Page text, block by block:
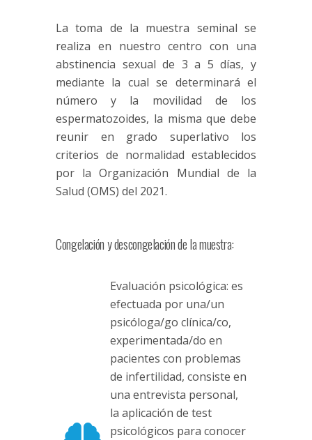
La toma de la muestra seminal se
realiza en nuestro centro con una
abstinencia sexual de 3 a 5 días, y
mediante la cual se determinará el
número y la movilidad de los
espermatozoides, la misma que debe
reunir en grado superlativo los
criterios de normalidad establecidos
por la Organización Mundial de la
Salud (OMS) del 2021.
Congelación y descongelación de la muestra:
Evaluación psicológica: es
efectuada por una/un
psicóloga/go clínica/co,
experimentada/do en
pacientes con problemas
de infertilidad, consiste en
una entrevista personal,
la aplicación de test
psicológicos para conocer